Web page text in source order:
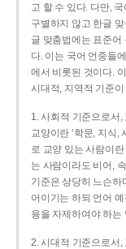
고 할 수 있다. 다만,
구별하지 않고 한글
글 맞춤법에는 표준어
다. 이는 국어 언중들
에서 비롯된 것이다.
시대적, 지역적 기준
1. 사회적 기준으로서
교양이란 ‘학문, 지식,
로 교양 있는 사람이
는 사람이라도 비어,
기준은 상당히 느슨하
어이기는 하되 언어
용을 자제하여야 하는
2. 시대적 기준으로서,